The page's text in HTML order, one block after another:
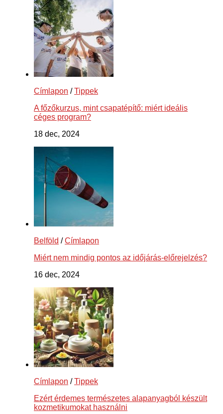
Címlapon /Tippek
A főzőkurzus, mint csapatépítő: miért ideális
céges program?
18 dec, 2024
Belföld /Címlapon
Miért nem mindig pontos az időjárás-előrejelzés?
16 dec, 2024
Címlapon /Tippek
Ezért érdemes természetes alapanyagból készült
kozmetikumokat használni